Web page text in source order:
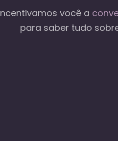
você a
para saber tudo